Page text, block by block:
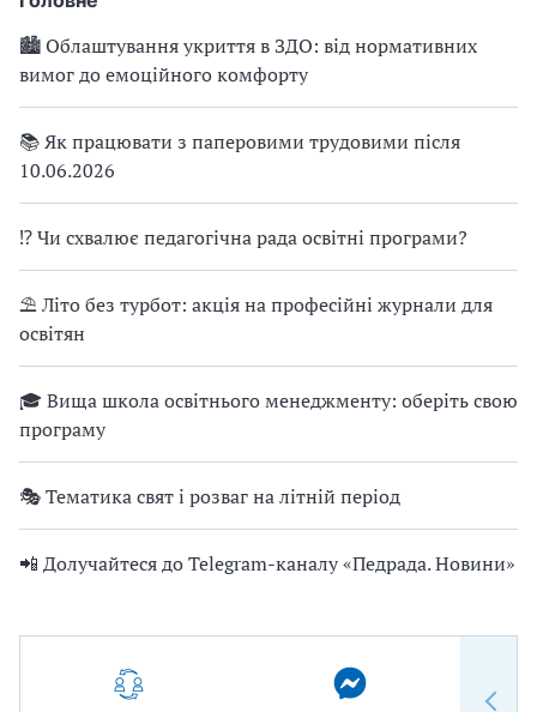
🏙 Облаштування укриття в ЗДО: від нормативних
вимог до емоційного комфорту
📚 Як працювати з паперовими трудовими після
10.06.2026
⁉ Чи схвалює педагогічна рада освітні програми?
⛱ Літо без турбот: акція на професійні журнали для
освітян
🎓 Вища школа освітнього менеджменту: оберіть свою
програму
🎭 Тематика свят і розваг на літній період
📲 Долучайтеся до Telegram-каналу «Педрада. Новини»